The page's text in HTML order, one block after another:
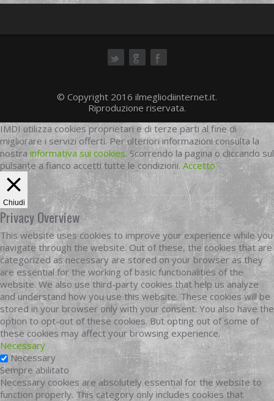
© Copyright 2016 ilmegliodiinternet.it.
Riproduzione riservata.
IMDI utilizza cookies proprietari e di terze parti al fine di
migliorare i servizi offerti. Per ulteriori informazioni consulta la
nostrainformativa sui cookies. Scorrendo la pagina o cliccando sul
pulsante a fianco accetti tutte le condizioni. Accetto
Chiudi
Privacy Overview
This website uses cookies to improve your experience while you
navigate through the website. Out of these, the cookies that are
categorized as necessary are stored on your browser as they
are essential for the working of basic functionalities of the
website. We also use third-party cookies that help us analyze
and understand how you use this website. These cookies will be
stored in your browser only with your consent. You also have the
option to opt-out of these cookies. But opting out of some of
these cookies may affect your browsing experience.
Necessary
Necessary
Sempre abilitato
Necessary cookies are absolutely essential for the website to
function properly. This category only includes cookies that